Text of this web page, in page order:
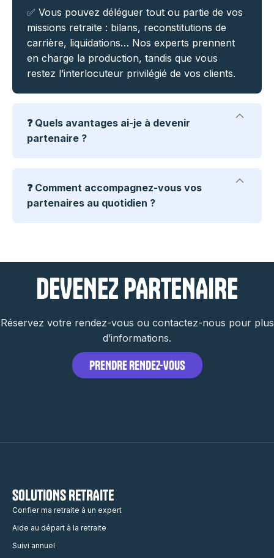
✅ Vous pouvez déléguer tout ou partie de vos
missions retraite : bilans, reconstitutions de
carrière, liquidations… Nos experts prennent
en charge la production, tandis que vous
restez l’interlocuteur privilégié de vos clients.
❓ Quels avantages ai-je à devenir
partenaire ?
❓ Comment accompagnez-vous vos
partenaires au quotidien ?
DEVENEZ PARTENAIRE
Réservez votre rendez-vous ou contactez-nous pour plus
d’informations.
PRENDRE RENDEZ-VOUS
SOLUTIONS RETRAITE
Confier ma retraite à un expert
Aide au départ à la retraite
Suivi annuel